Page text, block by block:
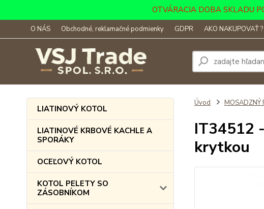
OTVÁRACIA DOBA SKLADU
O NÁS Obchodné, reklamačné podmienky GDPR AKO NAKUPOVAŤ ?
LIATINOVÝ KOTOL
LIATINOVÉ KRBOVÉ KACHLE A
SPORÁKY
OCEĽOVÝ KOTOL
KOTOL PELETY SO
ZÁSOBNÍKOM
Úvod MOSADZNÝ
IT34512
krytkou